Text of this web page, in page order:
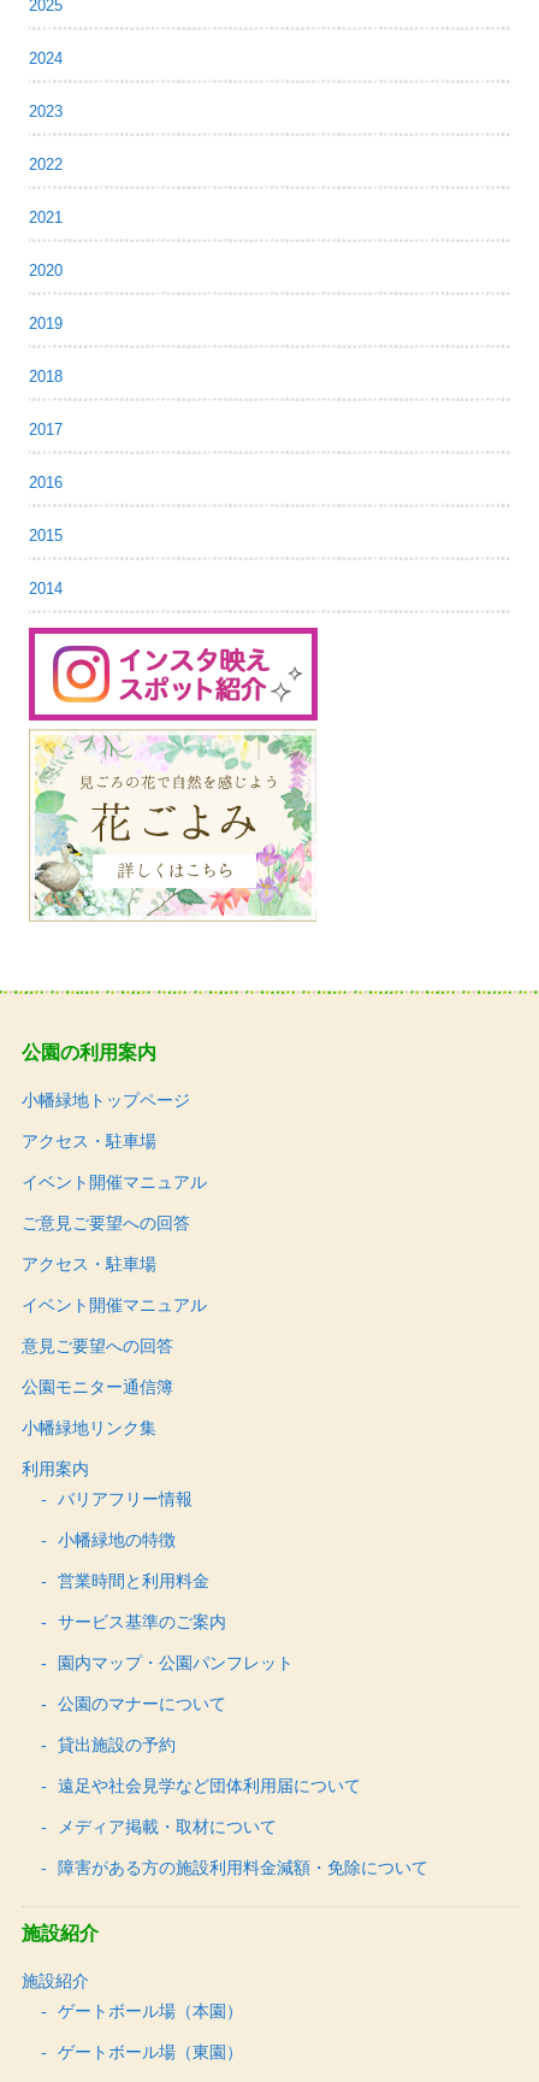
2025
2024
2023
2022
2021
2020
2019
2018
2017
2016
2015
2014
公園の利用案内
小幡緑地トップページ
アクセス・駐車場
イベント開催マニュアル
ご意見ご要望への回答
アクセス・駐車場
イベント開催マニュアル
意見ご要望への回答
公園モニター通信簿
小幡緑地リンク集
利用案内
バリアフリー情報
小幡緑地の特徴
営業時間と利用料金
サービス基準のご案内
園内マップ・公園パンフレット
公園のマナーについて
貸出施設の予約
遠足や社会見学など団体利用届について
メディア掲載・取材について
障害がある方の施設利用料金減額・免除について
施設紹介
施設紹介
ゲートボール場（本園）
ゲートボール場（東園）